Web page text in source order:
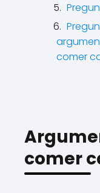
comer
comer